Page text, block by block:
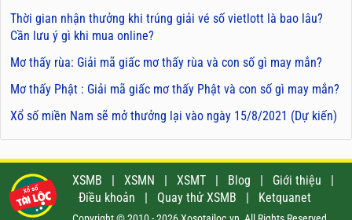
Thời gian nhận thưởng khi trúng giải vé số vietlott là bao lâu?
Cần lưu ý gì khi mua online?
Mơ thấy rùa: Giải mã giấc mơ thấy rùa và con số gì may mắn?
Mơ thấy Phật : Giải mã giấc mơ thấy Phật và con số gì may mắn?
Xổ số miền Nam sẽ mở thưởng lại vào ngày 15/8/2021 (Dự kiến)
XSMB | XSMN | XSMT | Blog | Giới thiệu
|
Điều khoản
| Quay thử XSMB | Ketquanet